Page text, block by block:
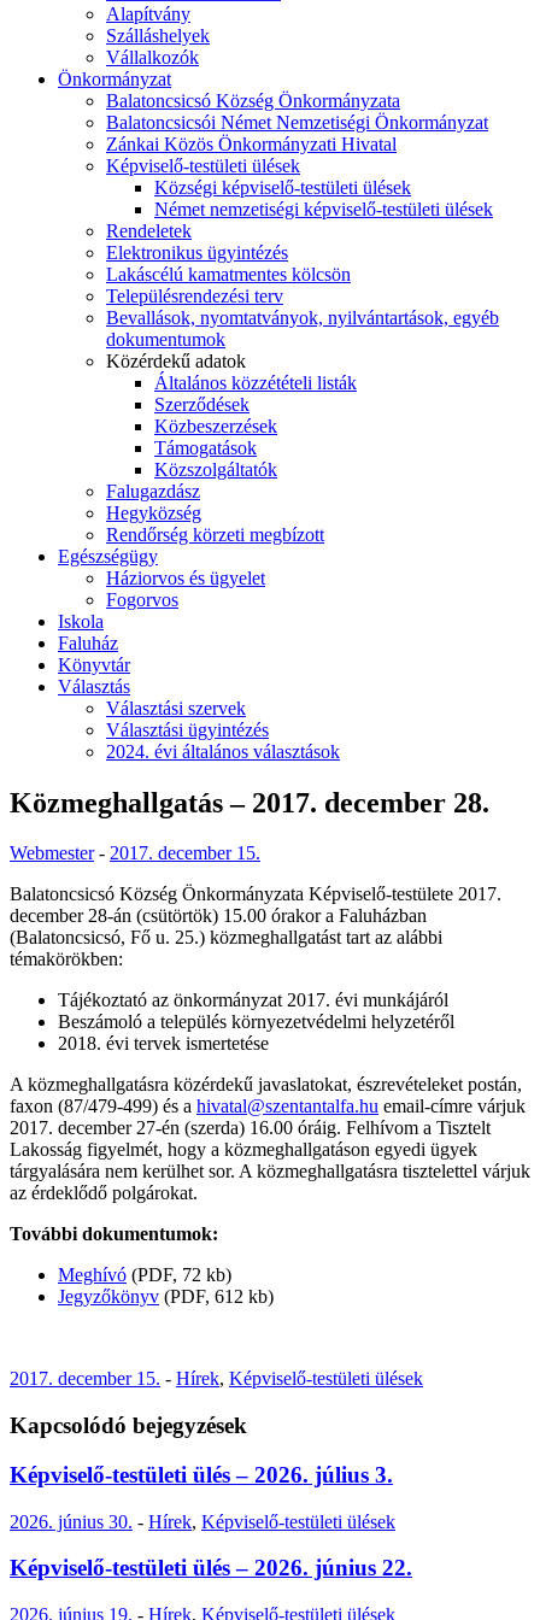
Alapítvány
Szálláshelyek
Vállalkozók
Önkormányzat
Balatoncsicsó Község Önkormányzata
Balatoncsicsói Német Nemzetiségi Önkormányzat
Zánkai Közös Önkormányzati Hivatal
Képviselő-testületi ülések
Községi képviselő-testületi ülések
Német nemzetiségi képviselő-testületi ülések
Rendeletek
Elektronikus ügyintézés
Lakáscélú kamatmentes kölcsön
Településrendezési terv
Bevallások, nyomtatványok, nyilvántartások, egyéb
dokumentumok
Közérdekű adatok
Általános közzétételi listák
Szerződések
Közbeszerzések
Támogatások
Közszolgáltatók
Falugazdász
Hegyközség
Rendőrség körzeti megbízott
Egészségügy
Háziorvos és ügyelet
Fogorvos
Iskola
Faluház
Könyvtár
Választás
Választási szervek
Választási ügyintézés
2024. évi általános választások
Közmeghallgatás – 2017. december 28.
Webmester- 2017. december 15.
Balatoncsicsó Község Önkormányzata Képviselő-testülete 2017.
december 28-án (csütörtök) 15.00 órakor a Faluházban
(Balatoncsicsó, Fő u. 25.) közmeghallgatást tart az alábbi
témakörökben:
Tájékoztató az önkormányzat 2017. évi munkájáról
Beszámoló a település környezetvédelmi helyzetéről
2018. évi tervek ismertetése
A közmeghallgatásra közérdekű javaslatokat, észrevételeket postán,
faxon (87/479-499) és a hivatal@szentantalfa.hu email-címre várjuk
2017. december 27-én (szerda) 16.00 óráig. Felhívom a Tisztelt
Lakosság figyelmét, hogy a közmeghallgatáson egyedi ügyek
tárgyalására nem kerülhet sor. A közmeghallgatásra tisztelettel várjuk
az érdeklődő polgárokat.
További dokumentumok:
Meghívó (PDF, 72 kb)
Jegyzőkönyv (PDF, 612 kb)
2017. december 15. - Hírek, Képviselő-testületi ülések
Kapcsolódó bejegyzések
Képviselő-testületi ülés – 2026. július 3.
2026. június 30. - Hírek, Képviselő-testületi ülések
Képviselő-testületi ülés – 2026. június 22.
2026. június 19. - Hírek, Képviselő-testületi ülések